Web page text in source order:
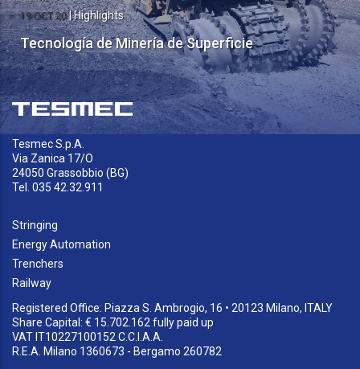
19 OCT 20|Highlights
Tecnología de Minería de Superficie
Tesmec S.p.A.
Via Zanica 17/O
24050 Grassobbio (BG)
Tel. 035 42.32.911
Stringing
Energy Automation
Trenchers
Railway
Registered Office: Piazza S. Ambrogio, 16 • 20123 Milano, ITALY
Share Capital: € 15.702.162 fully paid up
VAT IT10227100152 C.C.I.A.A.
R.E.A. Milano 1360673 - Bergamo 260782